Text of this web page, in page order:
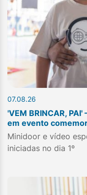
07.08.26
'VEM BRINCAR,
em evento
Minidoor e vídeo
iniciadas no dia 1º